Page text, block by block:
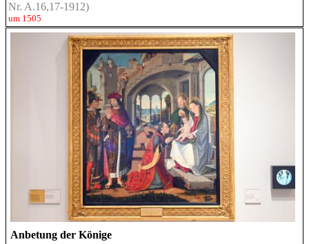
Nr. A.16,17-1912)
um 1505
Anbetung der Könige